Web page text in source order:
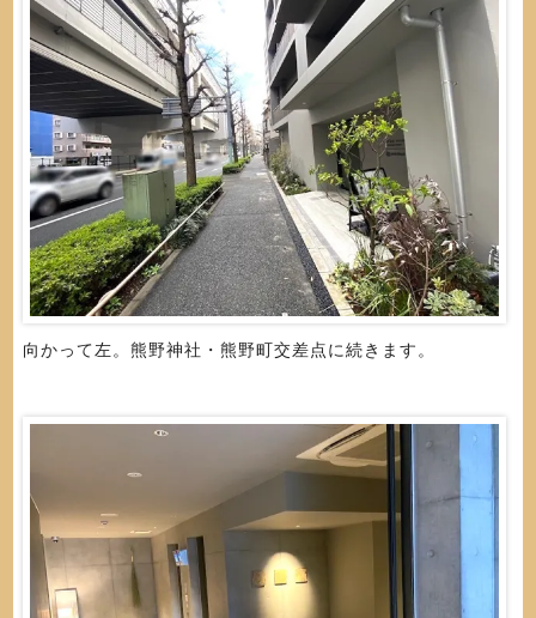
向かって左。熊野神社・熊野町交差点に続きます。